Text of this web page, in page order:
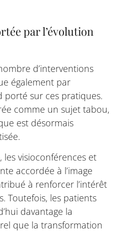
par l’évolution
d’interventions
également par
porté sur ces pratiques.
comme un sujet tabou,
est désormais
les visioconférences et
accordée à l’image
à renforcer l’intérêt
Toutefois, les patients
davantage la
que la transformation